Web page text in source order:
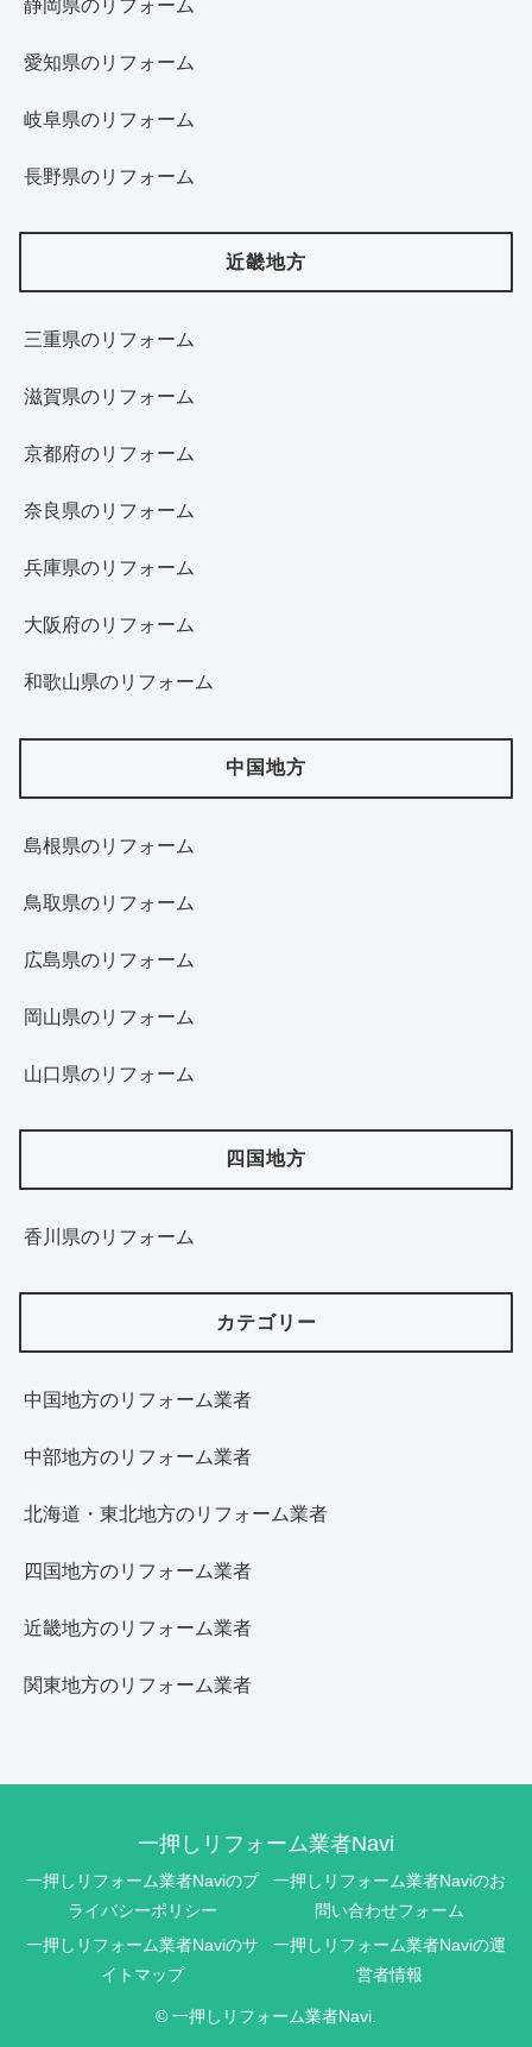
静岡県のリフォーム
愛知県のリフォーム
岐阜県のリフォーム
長野県のリフォーム
近畿地方
三重県のリフォーム
滋賀県のリフォーム
京都府のリフォーム
奈良県のリフォーム
兵庫県のリフォーム
大阪府のリフォーム
和歌山県のリフォーム
中国地方
島根県のリフォーム
鳥取県のリフォーム
広島県のリフォーム
岡山県のリフォーム
山口県のリフォーム
四国地方
香川県のリフォーム
カテゴリー
中国地方のリフォーム業者
中部地方のリフォーム業者
北海道・東北地方のリフォーム業者
四国地方のリフォーム業者
近畿地方のリフォーム業者
関東地方のリフォーム業者
一押しリフォーム業者Navi
一押しリフォーム業者Naviのプ
ライバシーポリシー
一押しリフォーム業者Naviのお
問い合わせフォーム
一押しリフォーム業者Naviのサ
イトマップ
一押しリフォーム業者Naviの運
営者情報
© 一押しリフォーム業者Navi.